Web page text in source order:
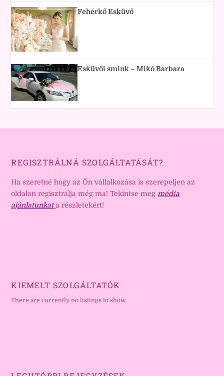
Fehérkő Esküvő
Esküvői smink – Mikó Barbara
REGISZTRÁLNÁ SZOLGÁLTATÁSÁT?
Ha szeretné hogy az Ön vállalkozása is szerepeljen az
oldalon regisztrálja még ma! Tekintse megmédia
ajánlatunkat a részletekért!
KIEMELT SZOLGÁLTATÓK
There are currently no listings to show.